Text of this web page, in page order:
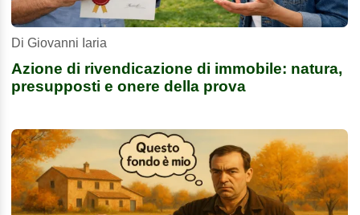
Di Giovanni Iaria
Azione di rivendicazione di immobile: natura,
presupposti e onere della prova